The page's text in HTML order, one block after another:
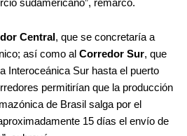
sudamericano”, remarcó.
Central , que se concretaría a
así como al Corredor Sur, que
Interoceánica Sur hasta el puerto
permitirían que la producción
de Brasil salga por el
15 días el envío de